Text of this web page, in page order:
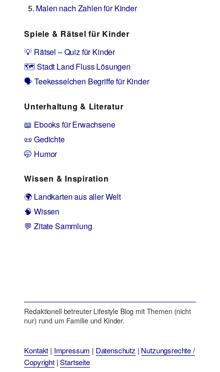
Malen nach Zahlen für Kinder
Spiele & Rätsel für Kinder
💡 Rätsel – Quiz für Kinder
🗺️ Stadt Land Fluss Lösungen
🗣️ Teekesselchen Begriffe für Kinder
Unterhaltung & Literatur
📖 Ebooks für Erwachsene
📜 Gedichte
🤭 Humor
Wissen & Inspiration
🌍 Landkarten aus aller Welt
🧠 Wissen
💬 Zitate Sammlung
Redaktionell betreuter Lifestyle Blog mit Themen (nicht
nur) rund um Familie und Kinder.
Kontakt | Impressum | Datenschutz | Nutzungsrechte /
Copyright|Startseite